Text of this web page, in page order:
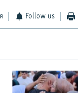
Follow us